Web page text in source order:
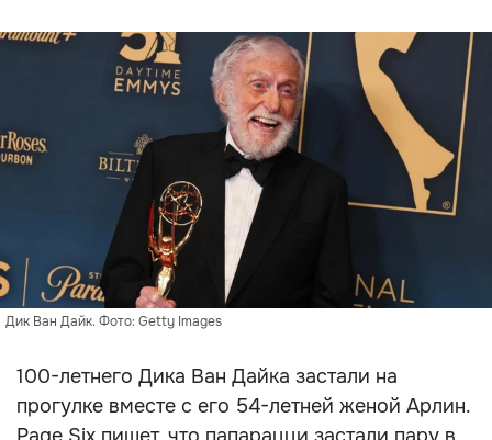
Дик Ван Дайк. Фото: Getty Images
100-летнего Дика Ван Дайка застали на
прогулке вместе с его 54-летней женой Арлин.